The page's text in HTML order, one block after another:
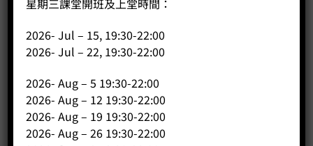
星期三課堂開班及上堂時間：
2026- Jul – 15, 19:30-22:00
2026- Jul – 22, 19:30-22:00
2026- Aug – 5 19:30-22:00
2026- Aug – 12 19:30-22:00
2026- Aug – 19 19:30-22:00
2026- Aug – 26 19:30-22:00